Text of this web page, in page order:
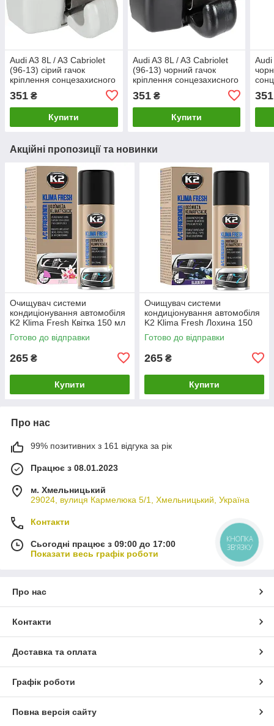
Audi A3 8L / A3 Cabriolet
(96-13) сірий гачок
кріплення сонцезахисного
3B0857561B, Ауді А3
351 ₴
Купити
Audi A3 8L / A3 Cabriolet
(96-13) чорний гачок
кріплення сонцезахисного
3B0857561B, Ауді А3
351₴
Купити
351
Акційні пропозиції та новинки
Очищувач системи
кондиціонування автомобіля
K2 Klima Fresh Квітка 150 мл
(K222FL)
Готово до відправки
265 ₴
Купити
Очищувач системи
кондиціонування автомобіля
K2 Klima Fresh Лохина 150
мл (K222BB)
Готово до відправки
265 ₴
Купити
Про нас
99% позитивних з 161 відгука за рік
Працює з 08.01.2023
м. Хмельницький
29024, вулиця Кармелюка 5/1, Хмельницький, Україна
Контакти
Сьогодні працює з 09:00 до 17:00
Показати весь графік роботи
Про нас
Контакти
Доставка та оплата
Графік роботи
Повна версія сайту
КНОПКА
ЗВ'ЯЗКУ